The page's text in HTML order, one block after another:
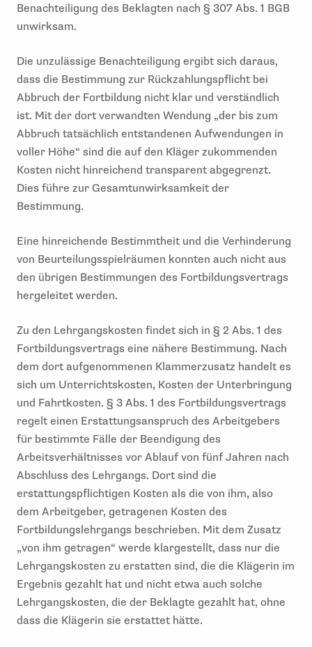
Benachteiligung des Beklagten nach § 307 Abs. 1 BGB
unwirksam.
Die unzulässige Benachteiligung ergibt sich daraus,
dass die Bestimmung zur Rückzahlungspflicht bei
Abbruch der Fortbildung nicht klar und verständlich
ist. Mit der dort verwandten Wendung „der bis zum
Abbruch tatsächlich entstandenen Aufwendungen in
voller Höhe“ sind die auf den Kläger zukommenden
Kosten nicht hinreichend transparent abgegrenzt.
Dies führe zur Gesamtunwirksamkeit der
Bestimmung.
Eine hinreichende Bestimmtheit und die Verhinderung
von Beurteilungsspielräumen konnten auch nicht aus
den übrigen Bestimmungen des Fortbildungsvertrags
hergeleitet werden.
Zu den Lehrgangskosten findet sich in § 2 Abs. 1 des
Fortbildungsvertrags eine nähere Bestimmung. Nach
dem dort aufgenommenen Klammerzusatz handelt es
sich um Unterrichtskosten, Kosten der Unterbringung
und Fahrtkosten. § 3 Abs. 1 des Fortbildungsvertrags
regelt einen Erstattungsanspruch des Arbeitgebers
für bestimmte Fälle der Beendigung des
Arbeitsverhältnisses vor Ablauf von fünf Jahren nach
Abschluss des Lehrgangs. Dort sind die
erstattungspflichtigen Kosten als die von ihm, also
dem Arbeitgeber, getragenen Kosten des
Fortbildungslehrgangs beschrieben. Mit dem Zusatz
„von ihm getragen“ werde klargestellt, dass nur die
Lehrgangskosten zu erstatten sind, die die Klägerin im
Ergebnis gezahlt hat und nicht etwa auch solche
Lehrgangskosten, die der Beklagte gezahlt hat, ohne
dass die Klägerin sie erstattet hätte.